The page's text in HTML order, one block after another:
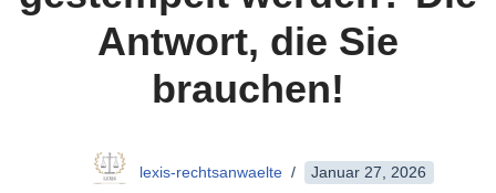
Antwort, die Sie
brauchen!
lexis-rechtsanwaelte Januar 27, 2026